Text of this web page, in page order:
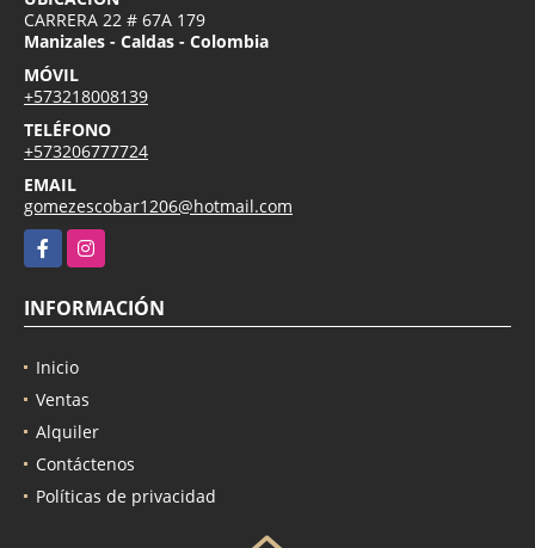
CARRERA 22 # 67A 179
Manizales - Caldas - Colombia
MÓVIL
+573218008139
TELÉFONO
+573206777724
EMAIL
gomezescobar1206@hotmail.com
FacebookInstagram
INFORMACIÓN
Inicio
Ventas
Alquiler
Contáctenos
Políticas de privacidad